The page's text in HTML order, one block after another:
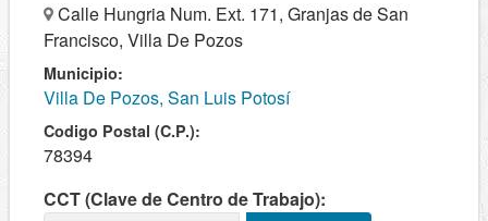
Calle Hungria Num. Ext. 171, Granjas de San
Francisco, Villa De Pozos
Municipio:
Villa De Pozos, San Luis Potosí
Codigo Postal (C.P.):
78394
CCT (Clave de Centro de Trabajo):